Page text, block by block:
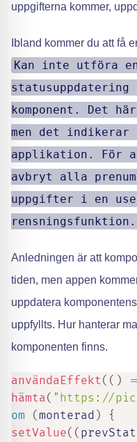
uppgifterna kommer,
Ibland kommer du att få
Kan inte utföra
statusuppdatering
komponent. Det
men det indikerar
applikation. För
avbryt alla
uppgifter i en
rensningsfunktion.
Anledningen är att
tiden, men appen
uppdatera
uppfyllts. Hur hanterar
komponenten finns.
användaEffekt( ( )
hämta( "https://
om
( monterad )
{
setValue( (